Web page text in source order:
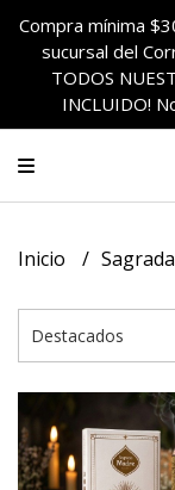
Compra mínima
sucursal del
TODOS
INCLUIDO!
Inicio